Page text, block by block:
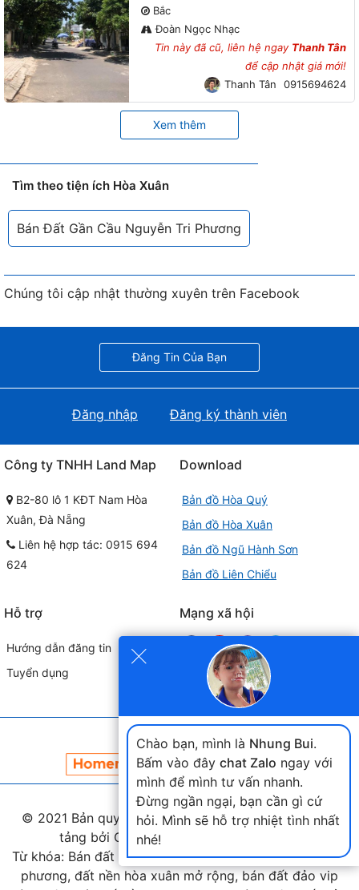
Bắc
Đoàn Ngọc Nhạc
Tin này đã cũ, liên hệ ngay Thanh Tân
để cập nhật giá mới!
Thanh Tân
0915694624
Xem thêm
Tìm theo tiện ích Hòa Xuân
Bán Đất Gần Cầu Nguyễn Tri Phương
Chúng tôi cập nhật thường xuyên trên Facebook
×
Chào bạn, mình là Nhung Bui.
Bấm vào đây chat Zalo ngay với
mình để mình tư vấn nhanh.
Đừng ngần ngại, bạn cần gì cứ
hỏi. Mình sẽ hỗ trợ nhiệt tình nhất
nhé!
Đăng Tin Của Bạn
Đăng nhập Đăng ký thành viên
Công ty TNHH Land Map
B2-80 lô 1 KĐT Nam Hòa
Xuân, Đà Nẵng
Liên hệ hợp tác: 0915 694
624
Download
Bản đồ Hòa Quý
Bản đồ Hòa Xuân
Bản đồ Ngũ Hành Sơn
Bản đồ Liên Chiểu
Hỗ trợ
Hướng dẫn đăng tin
Tuyển dụng
Mạng xã hội
© 2021 Bản quyền thuộclandmap.vn. Phát triển nền
tảng bởi Công ty Home Land Việt Nam.
Từ khóa: Bán đất hòa xuân, bán đất nam cầu nguyễn tri
phương, đất nền hòa xuân mở rộng, bán đất đảo vip